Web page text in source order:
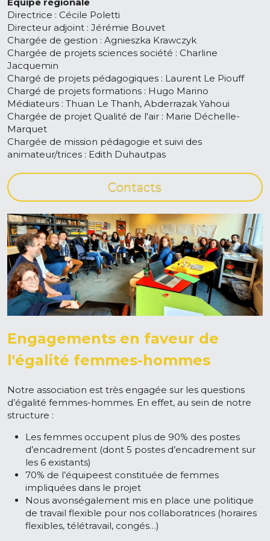
Directrice : Cécile Poletti
Directeur adjoint : Jérémie Bouvet
Chargée de gestion : Agnieszka Krawczyk
Chargée de projets sciences société : Charline
Jacquemin
Chargé de projets pédagogiques : Laurent Le Piouff
Chargé de projets formations : Hugo Marino
Médiateurs : Thuan Le Thanh, Abderrazak Yahoui
Chargée de projet Qualité de l'air : Marie Déchelle-
Marquet
Chargée de mission pédagogie et suivi des
animateur/trices : Edith Duhautpas
Contacts
Engagements en faveur de
l'égalité femmes-hommes
Notre association est très engagée sur les questions
d’égalité femmes-hommes. En effet, au sein de notre
structure :
Les femmes occupent plus de 90% des postes
d’encadrement (dont 5 postes d’encadrement sur
les 6 existants)
70% de l’équipeest constituée de femmes
impliquées dans le projet
Nous avonségalement mis en place une politique
de travail flexible pour nos collaboratrices (horaires
flexibles, télétravail, congés…)